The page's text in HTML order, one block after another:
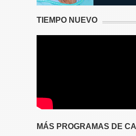
TIEMPO NUEVO
MÁS PROGRAMAS DE